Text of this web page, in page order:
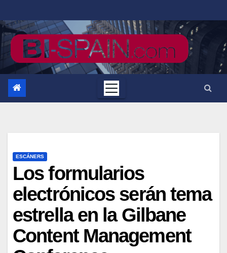
al
contenido
ESCÁNERS
Los formularios
electrónicos serán tema
estrella en la Gilbane
Content Management